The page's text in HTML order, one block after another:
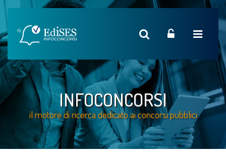
INFOCONCORSI
il motore di ricerca dedicato ai concorsi pubblici